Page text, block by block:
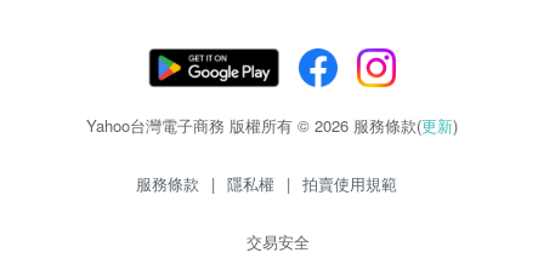
Yahoo台灣電子商務 版權所有 © 2026 服務條款(更新)
服務條款 | 隱私權 | 拍賣使用規範
交易安全